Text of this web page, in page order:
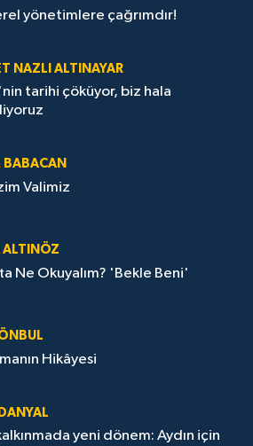
yönetimlere çağrımdır!
NAZLI ALTINAYAR
tarihi çöküyor, biz hala
BABACAN
Valimiz
ALTINÖZ
Ne Okuyalım? 'Bekle Beni'
Hikâyesi
yeni dönem: Aydın için